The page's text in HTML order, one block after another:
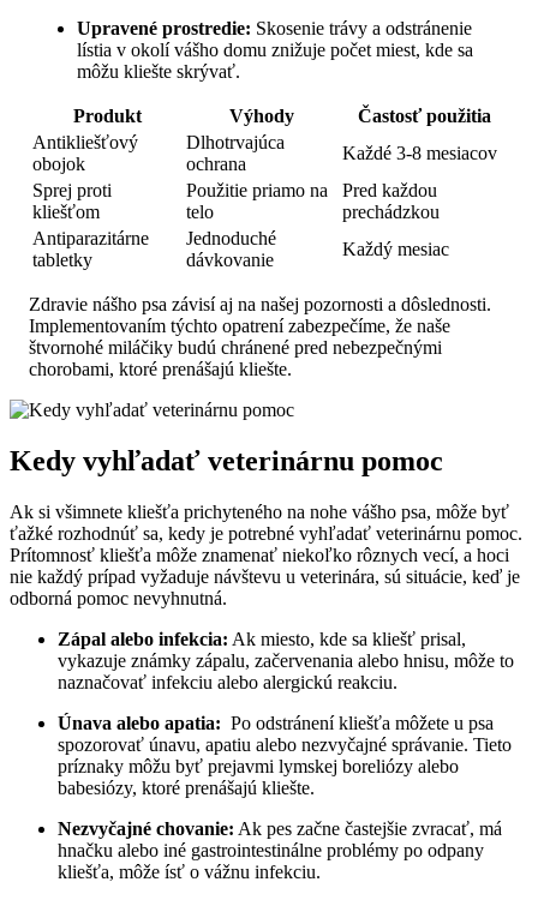
Upravené⁤ prostredie: Skosenie trávy a odstránenie
‍lístia v okolí ​vášho⁤ domu znižuje počet miest, kde sa
môžu ‌kliešte skrývať.
Produkt Výhody
Častosť použitia
Antikliešťový
‌obojok
Dlhotrvajúca
ochrana
Každé‌ 3-8 mesiacov
Sprej proti​
kliešťom
Použitie priamo⁢ na⁣
telo
Pred každou
prechádzkou
Antiparazitárne
⁣tabletky
Jednoduché
dávkovanie
Každý mesiac
Zdravie nášho psa závisí aj na našej pozornosti a dôslednosti.
Implementovaním ⁢týchto ​opatrení zabezpečíme, ⁣že ⁤naše
štvornohé miláčiky budú chránené pred nebezpečnými‌
chorobami, ktoré⁢ prenášajú kliešte.
Kedy vyhľadať veterinárnu pomoc
Ak si všimnete kliešťa prichyteného na nohe vášho psa, môže byť
ťažké rozhodnúť sa, kedy je⁢ potrebné ⁤vyhľadať veterinárnu ‍pomoc.
Prítomnosť kliešťa môže znamenať niekoľko rôznych vecí, ⁢a hoci⁣
nie každý prípad⁣ vyžaduje návštevu u veterinára, ⁤sú situácie, keď je
odborná pomoc nevyhnutná.
Zápal alebo infekcia: Ak miesto, kde sa kliešť prisal,
vykazuje ​známky zápalu, začervenania alebo hnisu, môže to
‌naznačovať ​infekciu alebo alergickú reakciu.
Únava alebo apatia: ⁢ Po odstránení ⁢kliešťa môžete u psa‌
spozorovať únavu,‍ apatiu alebo nezvyčajné správanie. Tieto ​
príznaky môžu⁢ byť⁤ prejavmi lymskej ‌boreliózy alebo
babesiózy, ktoré prenášajú kliešte.
Nezvyčajné‌ chovanie: Ak pes‌ začne častejšie zvracať, má
hnačku alebo iné gastrointestinálne​ problémy po odpany
⁣kliešťa, môže ísť⁢ o⁢ vážnu infekciu.